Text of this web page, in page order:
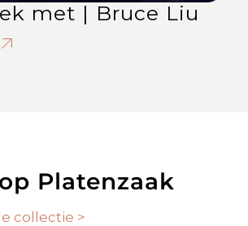
met | Bruce Liu
Platenzaak
collectie >